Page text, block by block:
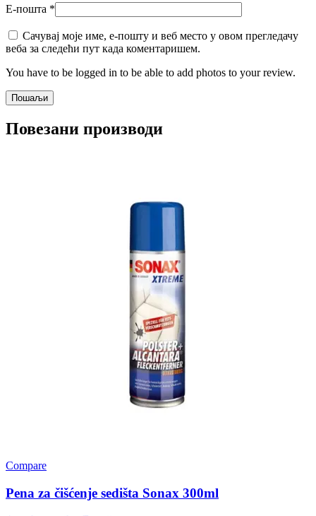
Е-пошта *
Сачувај моје име, е-пошту и веб место у овом прегледачу
веба за следећи пут када коментаришем.
You have to be logged in to be able to add photos to your review.
Повезани производи
Compare
Pena za čišćenje sedišta Sonax 300ml